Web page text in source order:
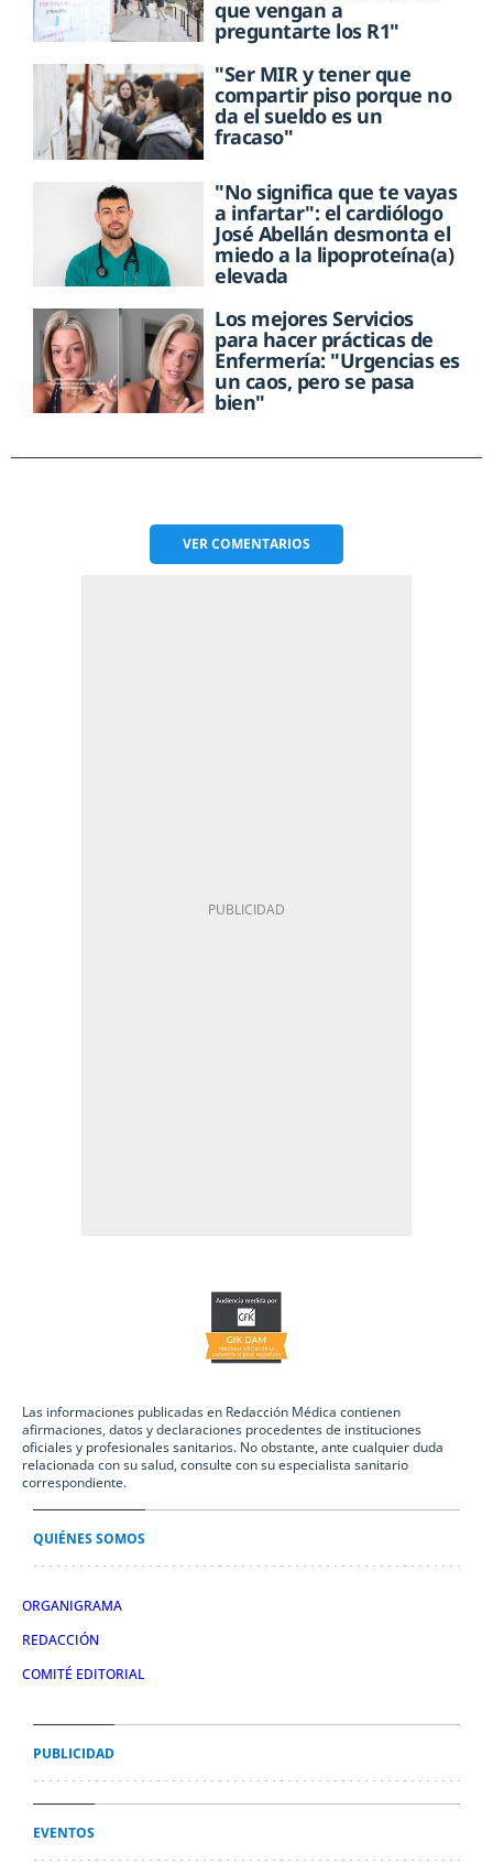
que vengan a
preguntarte los R1"
"Ser MIR y tener que
compartir piso porque no
da el sueldo es un
fracaso"
"No significa que te vayas
a infartar": el cardiólogo
José Abellán desmonta el
miedo a la lipoproteína(a)
elevada
Los mejores Servicios
para hacer prácticas de
Enfermería: "Urgencias es
un caos, pero se pasa
bien"
VERCOMENTARIOS
Las informaciones publicadas en Redacción Médica contienen
afirmaciones, datos y declaraciones procedentes de instituciones
oficiales y profesionales sanitarios. No obstante, ante cualquier duda
relacionada con su salud, consulte con su especialista sanitario
correspondiente.
QUIÉNES SOMOS
ORGANIGRAMA
REDACCIÓN
COMITÉ EDITORIAL
PUBLICIDAD
EVENTOS